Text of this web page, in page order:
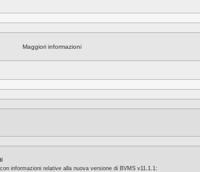
Maggiori informazioni
informazioni relative alla nuova versione di BVMS v11.1.1: